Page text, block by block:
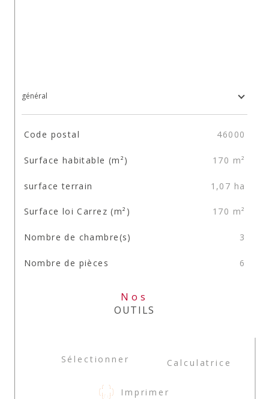
général
TRAD_SIROCCO_Caracteristique
Code postal 46000
Surface habitable (m²) 170 m²
surface terrain 1,07 ha
Surface loi Carrez (m²) 170 m²
Nombre de chambre(s) 3
Nombre de pièces 6
Nos
OUTILS
Sélectionner Calculatrice
Imprimer